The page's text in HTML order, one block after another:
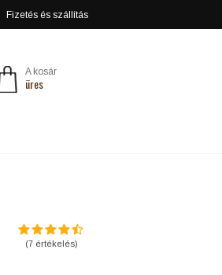
Fizetés és szállítás
A kosár
üres
(7értékelés)